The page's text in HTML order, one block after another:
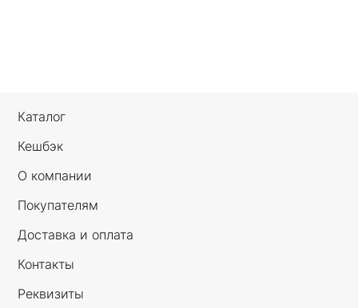
Каталог
Кешбэк
О компании
Покупателям
Доставка и оплата
Контакты
Реквизиты